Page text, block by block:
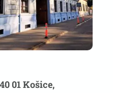
01 Košice,